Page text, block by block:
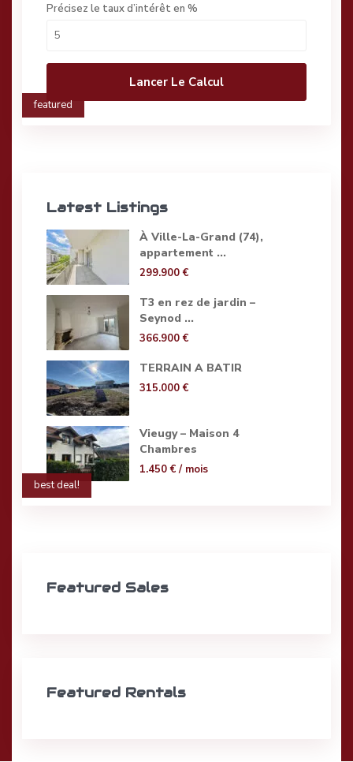
Précisez le taux d’intérêt en %
Lancer Le Calcul
featured
Latest Listings
À Ville-La-Grand (74),
appartement ...
299.900 €
T3 en rez de jardin –
Seynod ...
366.900 €
TERRAIN A BATIR
315.000 €
Vieugy – Maison 4
Chambres
1.450 €/ mois
best deal!
Featured Sales
Featured Rentals